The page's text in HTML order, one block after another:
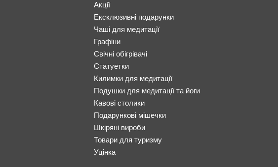
Акції
Ексклюзивні подарунки
Чаші для медитації
Графіни
Свічні обігрівачі
Статуетки
Килимки для медитації
Подушки для медитації та йоги
Кавові столики
Подарункові мішечки
Шкіряні вироби
Товари для туризму
Уцінка